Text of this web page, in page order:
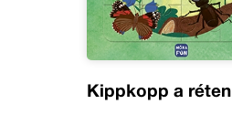
Kippkopp a réten